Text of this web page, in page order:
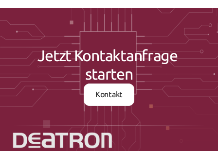
Jetzt Kontaktanfrage
starten
Kontakt